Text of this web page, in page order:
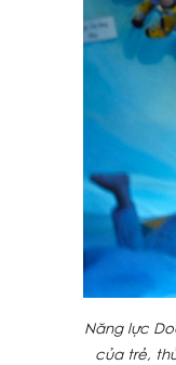
Năng lực
của trẻ,